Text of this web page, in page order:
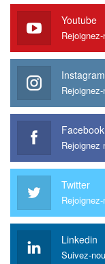
Youtube
Instagram
Facebook
Rejoignez
Twitter
Linkedin
Suivez-